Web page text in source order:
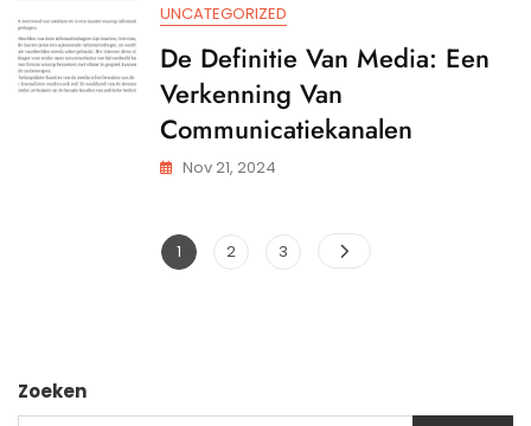
UNCATEGORIZED
De Definitie Van Media: Een
Verkenning Van
Communicatiekanalen
Nov 21, 2024
Posts
Pagina
1 Pagina
2 Pagina
3
Zoeken